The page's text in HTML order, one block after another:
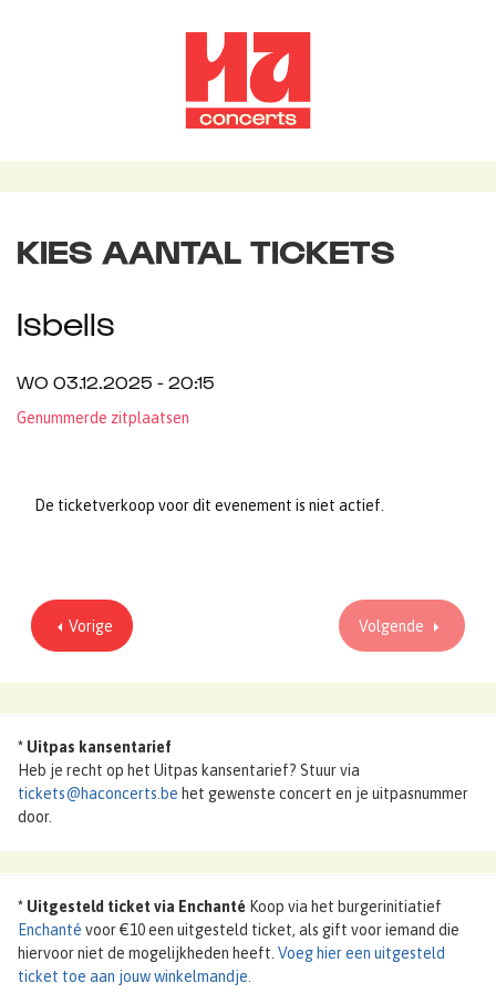
KIES AANTAL TICKETS
Isbells
WO 03.12.2025 - 20:15
Genummerde zitplaatsen
De ticketverkoop voor dit evenement is niet actief.
Vorige Volgende
* Uitpas kansentarief
Heb je recht op het Uitpas kansentarief? Stuur via
tickets@haconcerts.be het gewenste concert en je uitpasnummer
door.
* Uitgesteld ticket via Enchanté Koop via het burgerinitiatief
Enchanté voor €10 een uitgesteld ticket, als gift voor iemand die
hiervoor niet de mogelijkheden heeft. Voeg hier een uitgesteld
ticket toe aan jouw winkelmandje.